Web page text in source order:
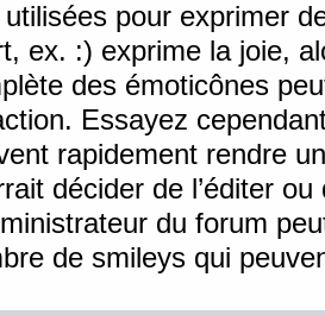
utilisées pour exprimer
ex. :) exprime la joie,
des émoticônes
Essayez
rapidement rendre
décider de l’éditer
du forum
de smileys qui